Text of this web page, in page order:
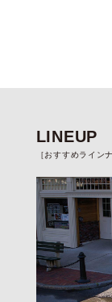
LINEUP
［おすすめライン